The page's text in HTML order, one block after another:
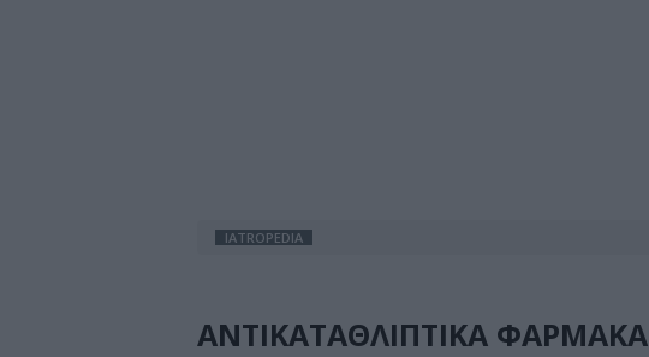
IATROPEDIA
ΑΝΤΙΚΑΤΑΘΛΙΠΤΙΚΑ ΦΑΡΜΑΚΑ